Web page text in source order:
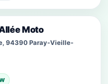
Moto
94390 Paray-Vieille-